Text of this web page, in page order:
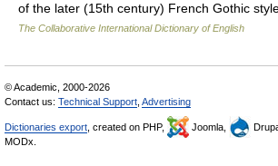
of the later (15th century) French Gothic
The Collaborative International Dictionary of English
© Academic, 2000-2026
Contact us: Technical Support Advertising
Dictionaries export , created on PHP, Joomla,
MODx.